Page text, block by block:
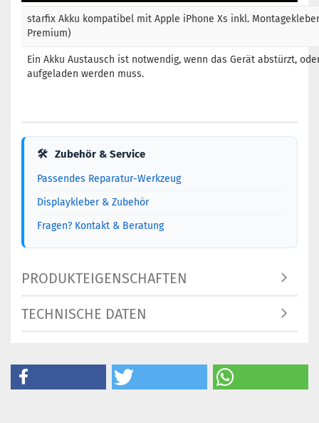
starfix Akku kompatibel mit Apple iPhone Xs inkl.
Premium)
Ein Akku Austausch ist notwendig, wenn das Gerät abstürzt,
aufgeladen werden muss.
🛠 Zubehör & Service
Passendes Reparatur-Werkzeug
Displaykleber & Zubehör
Fragen? Kontakt & Beratung
PRODUKTEIGENSCHAFTEN
TECHNISCHE DATEN